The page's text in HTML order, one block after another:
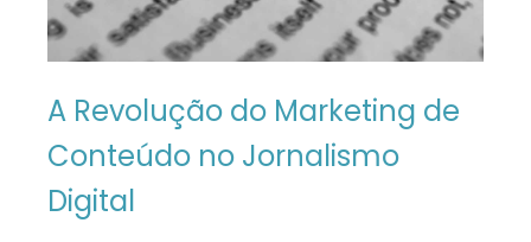
A Revolução do Marketing de
Conteúdo no Jornalismo
Digital